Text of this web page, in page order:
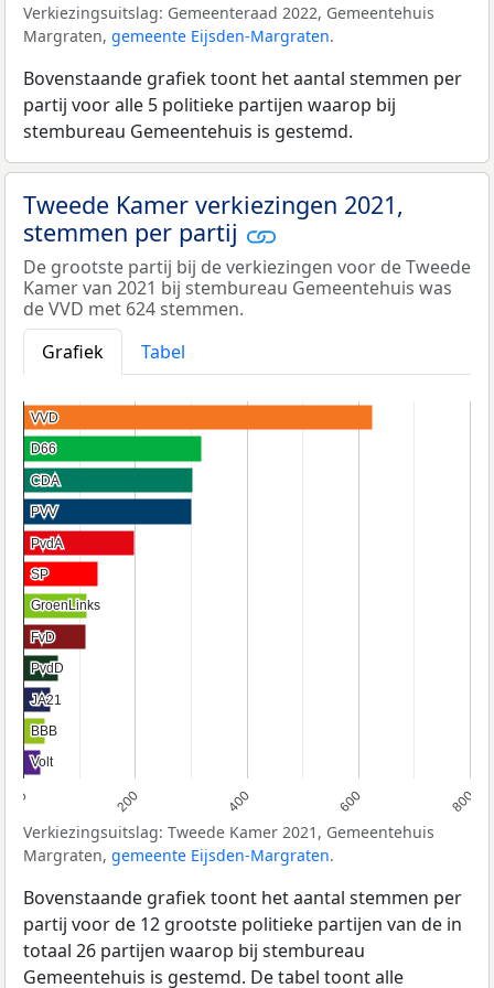
Verkiezingsuitslag: Gemeenteraad 2022, Gemeentehuis
Margraten, gemeente Eijsden-Margraten.
Bovenstaande grafiek toont het aantal stemmen per
partij voor alle 5 politieke partijen waarop bij
stembureau Gemeentehuis is gestemd.
Tweede Kamer verkiezingen 2021,
stemmen per partij
De grootste partij bij de verkiezingen voor de Tweede
Kamer van 2021 bij stembureau Gemeentehuis was
de VVD met 624 stemmen.
Grafiek
Tabel
0 200 400 600 800
VVD
VVD
D66
D66
CDA
CDA
PVV
PVV
PvdA
PvdA
SP
SP
GroenLinks
GroenLinks
FvD
FvD
PvdD
PvdD
JA21
JA21
BBB
BBB
Volt
Volt
Verkiezingsuitslag: Tweede Kamer 2021, Gemeentehuis
Margraten, gemeente Eijsden-Margraten.
Bovenstaande grafiek toont het aantal stemmen per
partij voor de 12 grootste politieke partijen van de in
totaal 26 partijen waarop bij stembureau
Gemeentehuis is gestemd. De tabel toont alle